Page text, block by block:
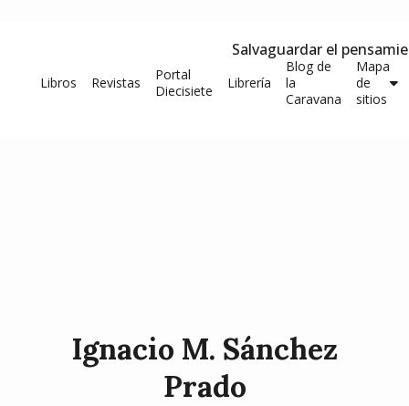
Salvaguardar el
Libros Revistas
Portal
Diecisiete
Librería
Blog de
la
Caravana
Mapa
de
sitios
Ignacio M. Sánchez
Prado